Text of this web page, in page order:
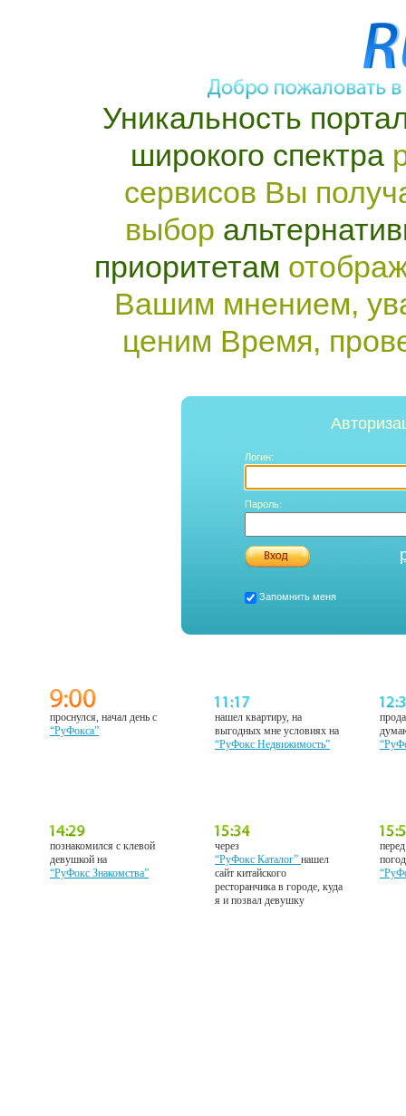
Уникальность
широкого спектра
сервисов Вы
выбор
приоритетам
Вашим мнением,
ценим Время,
Логин:
Пароль:
Запомнить меня
проснулся, начал день с
“РуФокса”
нашел квартиру, на
выгодных мне условиях на
“РуФокс Недвижимость”
познакомился с клевой
девушкой на
“РуФокс Знакомства”
через
“РуФокс Каталог”нашел
сайт китайского
ресторанчика в городе, куда
я и позвал девушку